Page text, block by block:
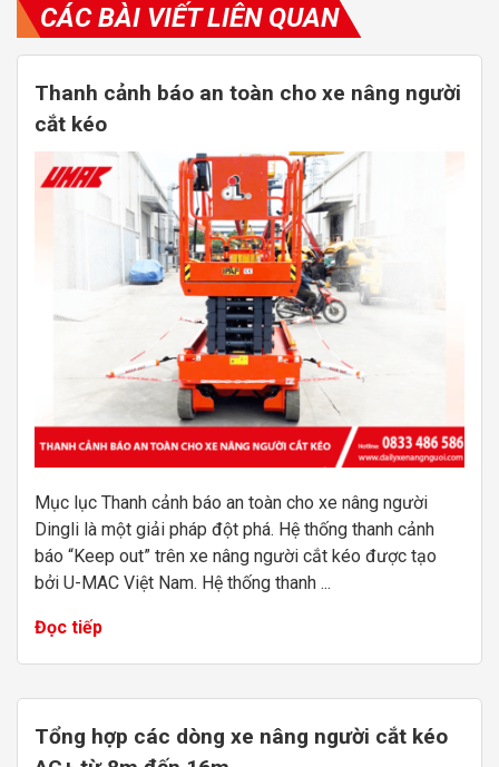
CÁC BÀI VIẾT LIÊN QUAN
Thanh cảnh báo an toàn cho xe nâng người
cắt kéo
Mục lục Thanh cảnh báo an toàn cho xe nâng người
Dingli là một giải pháp đột phá. Hệ thống thanh cảnh
báo “Keep out” trên xe nâng người cắt kéo được tạo
bởi U-MAC Việt Nam. Hệ thống thanh ...
Đọc tiếp
Tổng hợp các dòng xe nâng người cắt kéo